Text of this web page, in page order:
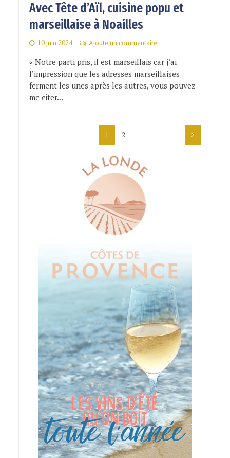
Avec Tête d’Aïl, cuisine popu et
marseillaise à Noailles
10 juin 2024 Ajoute un commentaire
« Notre parti pris, il est marseillais car j’ai
l’impression que les adresses marseillaises
ferment les unes après les autres, vous pouvez
me citer...
1 2